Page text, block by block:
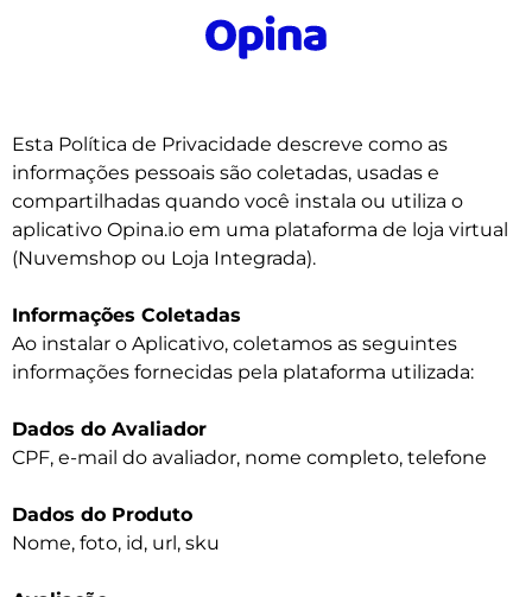
Esta Política de Privacidade descreve como as
informações pessoais são coletadas, usadas e
compartilhadas quando você instala ou utiliza o
aplicativo Opina.io em uma plataforma de loja virtual
(Nuvemshop ou Loja Integrada).
Informações Coletadas
Ao instalar o Aplicativo, coletamos as seguintes
informações fornecidas pela plataforma utilizada:
Dados do Avaliador
CPF, e-mail do avaliador, nome completo, telefone
Dados do Produto
Nome, foto, id, url, sku